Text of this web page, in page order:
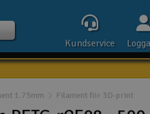
Kundservice
1.75mm Filament för 3D-print